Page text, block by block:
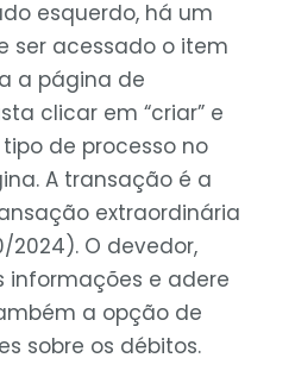
esquerdo, há um
ser acessado o item
a página de
clicar em “criar” e
de processo no
A transação é a
extraordinária
2024). O devedor,
informações e adere
a opção de
sobre os débitos.